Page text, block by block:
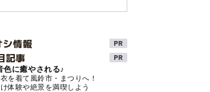
情報
記事
色に癒やされる♪
を着て風鈴市・まつりへ！
体験や絶景を満喫しよう